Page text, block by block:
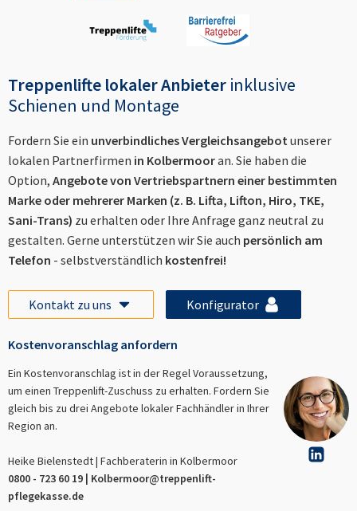
Treppenlifte lokaler Anbieter inklusive
Schienen und Montage
Fordern Sie ein unverbindliches Vergleichsangebotunserer
lokalen Partnerfirmen in Kolbermooran. Sie haben die
Option, Angebote von Vertriebspartnern einer bestimmten
Marke oder mehrerer Marken (z. B. Lifta, Lifton, Hiro, TKE,
Sani-Trans) zu erhalten oder Ihre Anfrage ganz neutral zu
gestalten. Gerne unterstützen wir Sie auch persönlich am
Telefon - selbstverständlich kostenfrei!
Kontakt zu uns Konfigurator
Kostenvoranschlag anfordern
Ein Kostenvoranschlag ist in der Regel Voraussetzung,
um einen Treppenlift-Zuschuss zu erhalten. Fordern Sie
gleich bis zu drei Angebote lokaler Fachhändler in Ihrer
Region an.
Heike Bielenstedt | Fachberaterin in Kolbermoor
0800 - 723 60 19 | Kolbermoor@treppenlift-
pflegekasse.de